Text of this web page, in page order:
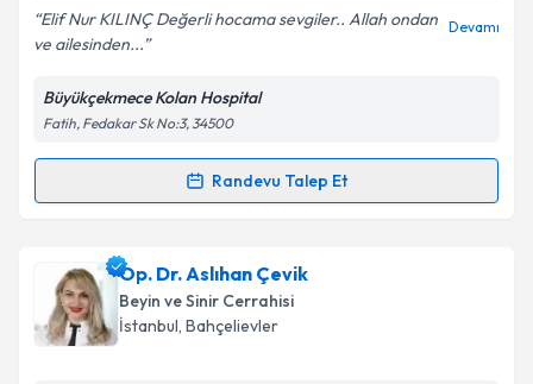
E-posta Adresiniz
Kişisel verilerimin işlenmesine ilişkin
Metni'ni okudum ve kişisel verilerimin belirtilen
kapsamda işlenmesini kabul ediyorum.
Elif Nur KILINÇ Değerli hocama sevgiler.. Allah ondan
ve ailesinden...
Devamı
Büyükçekmece Kolan Hospital
Fatih, Fedakar Sk No:3, 34500
Randevu Talep Et
Randevu Takvimi Talebi
Op. Dr. Erdoğan Ayaniçin randevu takvimi talebi
oluşturun. Size bu uzmandan randevu almanız için bir
takvim hazırlandığında e-posta ile bilgilendireceğiz.
Op. Dr. Aslıhan Çevik
Beyin ve Sinir Cerrahisi
İstanbul, Bahçelievler